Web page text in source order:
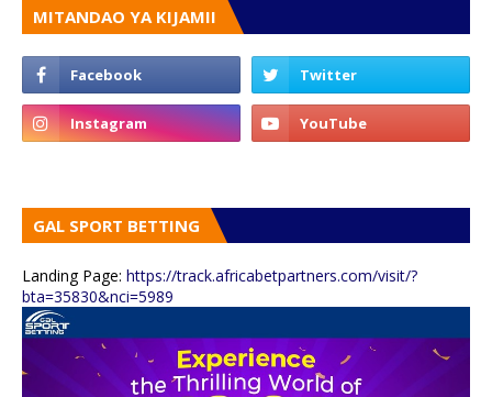
MITANDAO YA KIJAMII
GAL SPORT BETTING
Landing Page: https://track.africabetpartners.com/visit/?
bta=35830&nci=5989